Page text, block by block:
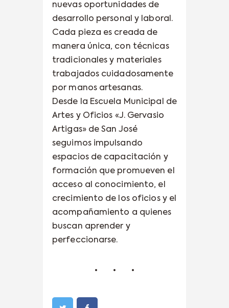
nuevas oportunidades de
desarrollo personal y laboral.
Cada pieza es creada de
manera única, con técnicas
tradicionales y materiales
trabajados cuidadosamente
por manos artesanas.
Desde la Escuela Municipal de
Artes y Oficios «J. Gervasio
Artigas» de San José
seguimos impulsando
espacios de capacitación y
formación que promueven el
acceso al conocimiento, el
crecimiento de los oficios y el
acompañamiento a quienes
buscan aprender y
perfeccionarse.